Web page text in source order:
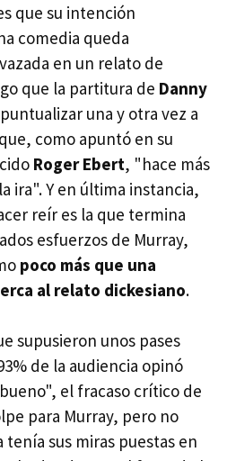
que su intención
comedia queda
en un relato de
que la partitura de Danny
una y otra vez a
como apuntó en su
Roger Ebert, "hace más
ira". Y en última instancia,
reír es la que termina
esfuerzos de Murray,
poco más que una
al relato dickesiano.
supusieron unos pases
de la audiencia opinó
el fracaso crítico de
para Murray, pero no
tenía sus miras puestas en